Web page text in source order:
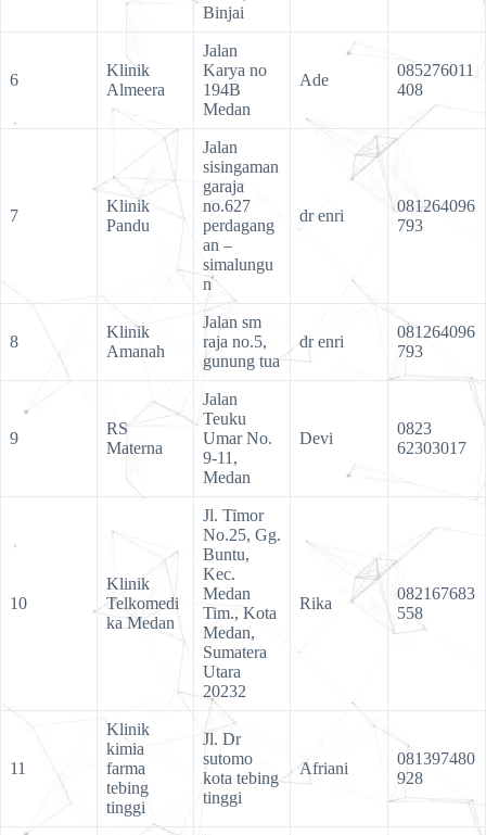
Binjai
6
Klinik
Almeera
Jalan
Karya no
194B
Medan
Ade
085276011
408
7
Klinik
Pandu
Jalan
sisingaman
garaja
no.627
perdagang
an –
simalungu
n
dr enri
081264096
793
8
Klinik
Amanah
Jalan sm
raja no.5,
gunung tua
dr enri
081264096
793
9
RS
Materna
Jalan
Teuku
Umar No.
9-11,
Medan
Devi
0823
62303017
10
Klinik
Telkomedi
ka Medan
Jl. Timor
No.25, Gg.
Buntu,
Kec.
Medan
Tim., Kota
Medan,
Sumatera
Utara
20232
Rika
082167683
558
11
Klinik
kimia
farma
tebing
tinggi
Jl. Dr
sutomo
kota tebing
tinggi
Afriani
081397480
928